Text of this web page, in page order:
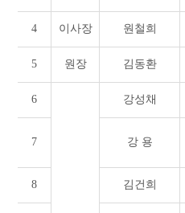
4 이사장 원철희
5 원장 김동환
6 강성채
7 강 용
8 김건희